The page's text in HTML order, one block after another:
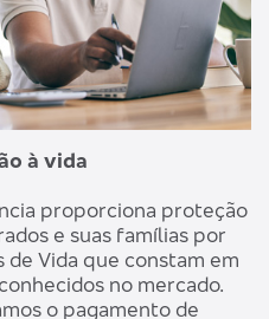
à vida
proporciona proteção
e suas famílias por
de Vida que constam em
no mercado.
o pagamento de